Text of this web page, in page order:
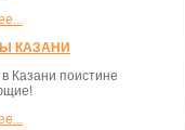
КАЗАНИ
Казани поистине